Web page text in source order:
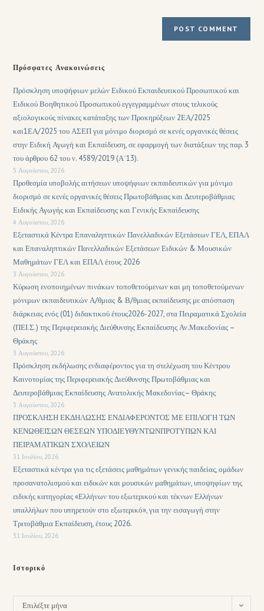
Πρόσφατες Ανακοινώσεις
Πρόσκληση υποψήφιων μελών Ειδικού Εκπαιδευτικού Προσωπικού και
Ειδικού Βοηθητικού Προσωπικού εγγεγραμμένων στους τελικούς
αξιολογικούς πίνακες κατάταξης των Προκηρύξεων 2ΕΑ/2025
και1ΕΑ/2025 του ΑΣΕΠ για μόνιμο διορισμό σε κενές οργανικές θέσεις
στην Ειδική Αγωγή και Εκπαίδευση, σε εφαρμογή των διατάξεων της παρ. 3
του άρθρου 62 του ν. 4589/2019 (Α΄13).
5 Αυγούστου, 2026
Προθεσμία υποβολής αιτήσεων υποψήφιων εκπαιδευτικών για μόνιμο
διορισμό σε κενές οργανικές θέσεις Πρωτοβάθμιας και Δευτεροβάθμιας
Ειδικής Αγωγής και Εκπαίδευσης και Γενικής Εκπαίδευσης
4 Αυγούστου, 2026
Εξεταστικά Κέντρα Επαναληπτικών Πανελλαδικών Εξετάσεων ΓΕΛ, ΕΠΑΛ
και Επαναληπτικών Πανελλαδικών Εξετάσεων Ειδικών & Μουσικών
Μαθημάτων ΓΕΛ και ΕΠΑΛ έτους 2026
3 Αυγούστου, 2026
Κύρωση ενοποιημένων πινάκων τοποθετούμενων και μη τοποθετούμενων
μόνιμων εκπαιδευτικών Α/θμιας & Β/θμιας εκπαίδευσης με απόσπαση
διάρκειας ενός (01) διδακτικού έτους2026-2027, στα Πειραματικά Σχολεία
(ΠΕΙ.Σ.) της Περιφερειακής Διεύθυνσης Εκπαίδευσης Αν.Μακεδονίας –
Θράκης
3 Αυγούστου, 2026
Πρόσκληση εκδήλωσης ενδιαφέροντος για τη στελέχωση του Κέντρου
Καινοτομίας της Περιφερειακής Διεύθυνσης Πρωτοβάθμιας και
Δευτεροβάθμιας Εκπαίδευσης Ανατολικής Μακεδονίας– Θράκης
3 Αυγούστου, 2026
ΠΡΟΣΚΛΗΣΗ ΕΚΔΗΛΩΣΗΣ ΕΝΔΙΑΦΕΡΟΝΤΟΣ ΜΕ ΕΠΙΛΟΓΗ ΤΩΝ
ΚΕΝΩΘΕΙΣΩΝ ΘΕΣΕΩΝ ΥΠΟΔΙΕΥΘΥΝΤΩΝΠΡΟΤΥΠΩΝ ΚΑΙ
ΠΕΙΡΑΜΑΤΙΚΩΝ ΣΧΟΛΕΙΩΝ
31 Ιουλίου, 2026
Εξεταστικά κέντρα για τις εξετάσεις μαθημάτων γενικής παιδείας, ομάδων
προσανατολισμού και ειδικών και μουσικών μαθημάτων, υποψηφίων της
ειδικής κατηγορίας «Ελλήνων του εξωτερικού και τέκνων Ελλήνων
υπαλλήλων που υπηρετούν στο εξωτερικό», για την εισαγωγή στην
Τριτοβάθμια Εκπαίδευση, έτους 2026.
31 Ιουλίου, 2026
Ιστορικό
Επιλέξτε μήνα